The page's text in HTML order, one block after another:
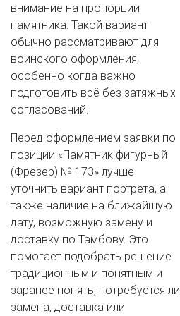
внимание на пропорции
памятника. Такой вариант
обычно рассматривают для
воинского оформления,
особенно когда важно
подготовить всё без затяжных
согласований.
Перед оформлением заявки по
позиции «Памятник фигурный
(Фрезер) № 173» лучше
уточнить вариант портрета, а
также наличие на ближайшую
дату, возможную замену и
доставку по Тамбову. Это
помогает подобрать решение
традиционным и понятным и
заранее понять, потребуется ли
замена, доставка или